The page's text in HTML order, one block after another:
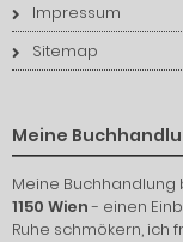
Impressum
Sitemap
Meine
Meine
1150 Wien- einen
Ruhe schmökern, ich